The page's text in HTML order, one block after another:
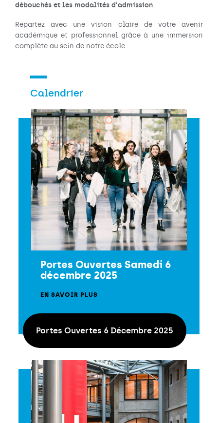
débouchés et les modalités d’admission.
Repartez avec une vision claire de votre avenir
académique et professionnel grâce à une immersion
complète au sein de notre école.
Calendrier
Portes Ouvertes Samedi 6
décembre 2025
EN SAVOIR PLUS
Portes Ouvertes 6 Décembre 2025